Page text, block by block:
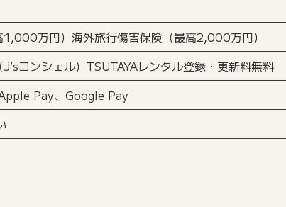
万円）海外旅行傷害保険（最高2,000万円）
コンシェル）TSUTAYAレンタル登録・更新料無料
Pay、Google Pay